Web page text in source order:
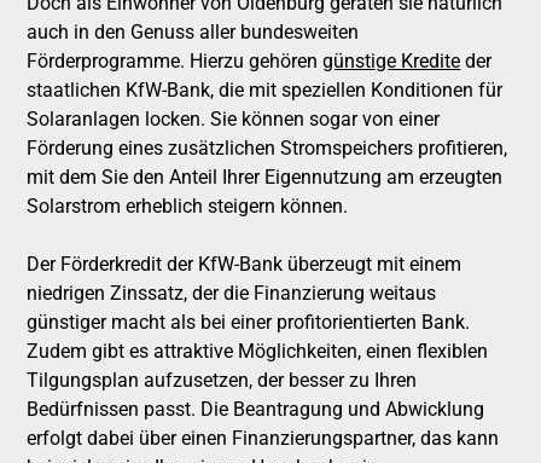
auch in den Genuss aller bundesweiten
Förderprogramme. Hierzu gehörengünstige Kredite der
staatlichen KfW-Bank, die mit speziellen Konditionen für
Solaranlagen locken. Sie können sogar von einer
Förderung eines zusätzlichen Stromspeichers profitieren,
mit dem Sie den Anteil Ihrer Eigennutzung am erzeugten
Solarstrom erheblich steigern können.
Der Förderkredit der KfW-Bank überzeugt mit einem
niedrigen Zinssatz, der die Finanzierung weitaus
günstiger macht als bei einer profitorientierten Bank.
Zudem gibt es attraktive Möglichkeiten, einen flexiblen
Tilgungsplan aufzusetzen, der besser zu Ihren
Bedürfnissen passt. Die Beantragung und Abwicklung
erfolgt dabei über einen Finanzierungspartner, das kann